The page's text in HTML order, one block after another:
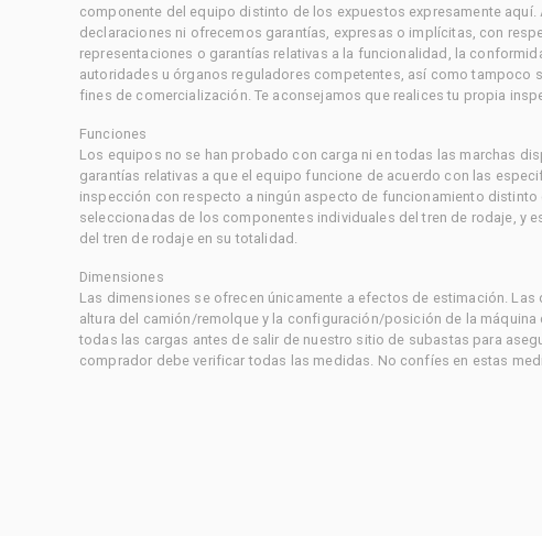
componente del equipo distinto de los expuestos expresamente
declaraciones ni ofrecemos garantías, expresas o implícitas, con
representaciones o garantías relativas a la funcionalidad, la
autoridades u órganos reguladores competentes, así como tampoco
fines de comercialización. Te aconsejamos que realices tu propia
Funciones
Los equipos no se han probado con carga ni en todas las marchas
garantías relativas a que el equipo funcione de acuerdo con las
inspección con respecto a ningún aspecto de funcionamiento
seleccionadas de los componentes individuales del tren de rodaje, y
del tren de rodaje en su totalidad.
Dimensiones
Las dimensiones se ofrecen únicamente a efectos de estimación.
altura del camión/remolque y la configuración/posición de la
todas las cargas antes de salir de nuestro sitio de subastas para
comprador debe verificar todas las medidas. No confíes en estas